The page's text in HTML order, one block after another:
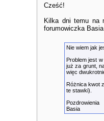
Cześć!
Kilka dni temu na
forumowiczka
Nie wiem jak
Problem jest
już za grunt,
więc
Różnica kwot
te stawki).
Pozdrowienia
Basia